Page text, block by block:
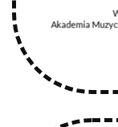
Akademia